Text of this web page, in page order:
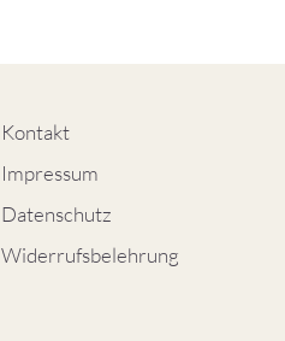
Kontakt
Impressum
Datenschutz
Widerrufsbelehrung